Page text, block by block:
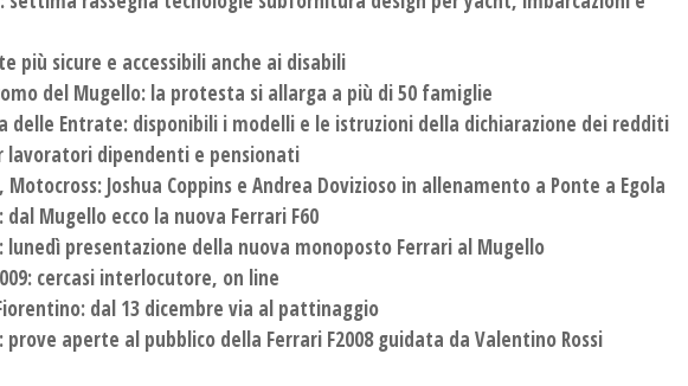
più sicure e accessibili anche ai disabili
del Mugello: la protesta si allarga a più di 50 famiglie
delle Entrate: disponibili i modelli e le istruzioni della dichiarazione dei redditi
lavoratori dipendenti e pensionati
Joshua Coppins e Andrea Dovizioso in allenamento a Ponte a Egola
Mugello ecco la nuova Ferrari F60
lunedì presentazione della nuova monoposto Ferrari al Mugello
cercasi interlocutore, on line
dal 13 dicembre via al pattinaggio
prove aperte al pubblico della Ferrari F2008 guidata da Valentino Rossi